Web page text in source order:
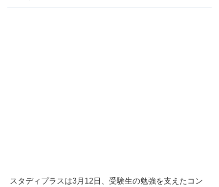
スタディプラスは3月12日、受験生の勉強を支えたコン